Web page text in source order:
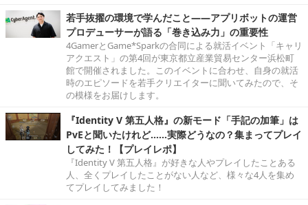
若手抜擢の環境で学んだこと――アプリボットの運営
プロデューサーが語る「巻き込み力」の重要性
4GamerとGame*Sparkの合同による就活イベント「キャリ
アクエスト」の第4回が東京都立産業貿易センター浜松町
館で開催されました。このイベントに合わせ、自身の就活
時のエピソードを若手クリエイターに聞いてみたので、そ
の模様をお届けします。
『Identity V 第五人格』の新モード「手記の加筆」は
PvEと聞いたけれど……実際どうなの？集まってプレイ
してみた！【プレイレポ】
『Identity V 第五人格』が好きな人やプレイしたことある
人、全くプレイしたことがない人など、様々な4人を集め
てプレイしてみました！